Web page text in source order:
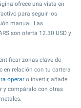
ofrece una vista en
para seguir los
manual. Las
son oferta 12.30 USD y
zonas clave de
en relación con tu cartera
operar o invertir, añade
y compáralo con otras